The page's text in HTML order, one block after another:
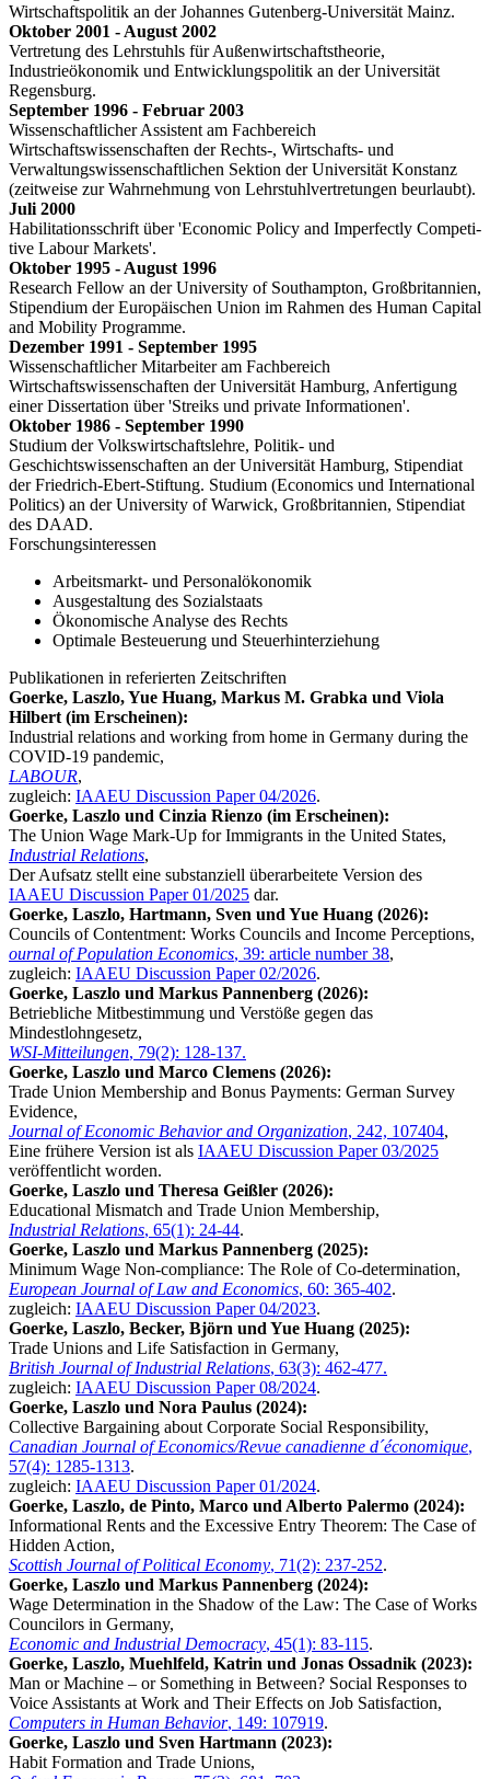
Wirt­schafts­politik an der Johannes Gutenberg-Universität Mainz.
Oktober 2001 - August 2002
Vertretung des Lehrstuhls für Außenwirtschaftstheorie,
Industrieökonomik und Entwicklungspolitik an der Universität
Regensburg.
September 1996 - Februar 2003
Wissenschaftlicher Assistent am Fachbereich
Wirtschaftswissenschaften der Rechts-, Wirtschafts- und
Verwaltungswissenschaftlichen Sektion der Universität Konstanz
(zeitweise zur Wahrneh­mung von Lehrstuhlvertretungen beurlaubt).
Juli 2000
Habilitationsschrift über 'Economic Policy and Imperfectly Compe­ti­
tive Labour Markets'.
Oktober 1995 - August 1996
Research Fellow an der University of Southampton, Großbritannien,
Stipendium der Europäischen Union im Rahmen des Human Capital
and Mobility Programme.
Dezember 1991 - September 1995
Wissenschaftlicher Mitarbeiter am Fachbereich
Wirtschaftswissenschaften der Universität Hamburg, Anfertigung
einer Dissertation über 'Streiks und private Informationen'.
Oktober 1986 - September 1990
Studium der Volkswirtschaftslehre, Politik- und
Geschichtswissenschaften an der Universität Hamburg, Stipendiat
der Friedrich-Ebert-Stiftung. Studium (Economics und International
Politics) an der University of Warwick, Großbritannien, Stipendiat
des DAAD.
Forschungsinteressen
Arbeitsmarkt- und Personalökonomik
Ausgestaltung des Sozialstaats
Ökonomische Analyse des Rechts
Optimale Besteuerung und Steuerhinterziehung
Publikationen in referierten Zeitschriften
Goerke, Laszlo, Yue Huang, Markus M. Grabka und Viola
Hilbert (im Erscheinen):
Industrial relations and working from home in Germany during the
COVID-19 pandemic,
LABOUR,
zugleich: IAAEU Discussion Paper 04/2026.
Goerke, Laszlo und Cinzia Rienzo (im Erscheinen):
The Union Wage Mark-Up for Immigrants in the United States,
Industrial Relations,
Der Aufsatz stellt eine substanziell überarbeitete Version des
IAAEU Discussion Paper 01/2025 dar.
Goerke, Laszlo, Hartmann, Sven und Yue Huang (2026):
Councils of Contentment: Works Councils and Income Perceptions,
ournal of Population Economics, 39: article number 38,
zugleich: IAAEU Discussion Paper 02/2026.
Goerke, Laszlo und Markus Pannenberg (2026):
Betriebliche Mitbestimmung und Verstöße gegen das
Mindestlohngesetz,
WSI-Mitteilungen, 79(2): 128-137.
Goerke, Laszlo und Marco Clemens (2026):
Trade Union Membership and Bonus Payments: German Survey
Evidence,
Journal of Economic Behavior and Organization, 242, 107404,
Eine frühere Version ist als IAAEU Discussion Paper 03/2025
veröffentlicht worden.
Goerke, Laszlo und Theresa Geißler (2026):
Educational Mismatch and Trade Union Membership,
Industrial Relations, 65(1): 24-44.
Goerke, Laszlo und Markus Pannenberg (2025):
Minimum Wage Non-compliance: The Role of Co-determination,
European Journal of Law and Economics, 60: 365-402.
zugleich: IAAEU Discussion Paper 04/2023.
Goerke, Laszlo, Becker, Björn und Yue Huang (2025):
Trade Unions and Life Satisfaction in Germany,
British Journal of Industrial Relations, 63(3): 462-477.
zugleich: IAAEU Discussion Paper 08/2024.
Goerke, Laszlo und Nora Paulus (2024):
Collective Bargaining about Corporate Social Responsibility,
Canadian Journal of Economics/Revue canadienne d´économique,
57(4): 1285-1313.
zugleich: IAAEU Discussion Paper 01/2024.
Goerke, Laszlo, de Pinto, Marco und Alberto Palermo (2024):
Informational Rents and the Excessive Entry Theorem: The Case of
Hidden Action,
Scottish Journal of Political Economy, 71(2): 237-252.
Goerke, Laszlo und Markus Pannenberg (2024):
Wage Determination in the Shadow of the Law: The Case of Works
Councilors in Germany,
Economic and Industrial Democracy, 45(1): 83-115.
Goerke, Laszlo, Muehlfeld, Katrin und Jonas Ossadnik (2023):
Man or Machine – or Something in Between? Social Responses to
Voice Assistants at Work and Their Effects on Job Satisfaction,
Computers in Human Behavior, 149: 107919.
Goerke, Laszlo und Sven Hartmann (2023):
Habit Formation and Trade Unions,